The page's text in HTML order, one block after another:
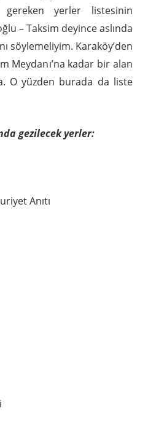
gereken yerler listesinin
– Taksim deyince aslında
söylemeliyim. Karaköy’den
Meydanı’na kadar bir alan
O yüzden burada da liste
gezilecek yerler:
Anıtı